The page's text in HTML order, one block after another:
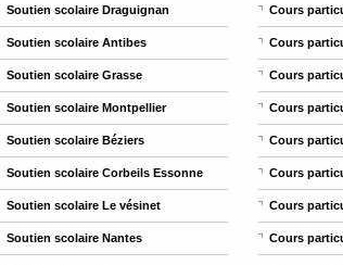
Soutien scolaire Draguignan
Soutien scolaire Antibes
Soutien scolaire Grasse
Soutien scolaire Montpellier
Soutien scolaire Béziers
Soutien scolaire Corbeils Essonne
Soutien scolaire Le vésinet
Soutien scolaire Nantes
Cours
Cours
Cours
Cours
Cours
Cours
Cours
Cours